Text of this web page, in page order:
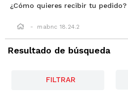
¿Cómo quieres recibir tu pedido?
mabnc 18.24.2
Resultado de búsqueda
FILTRAR